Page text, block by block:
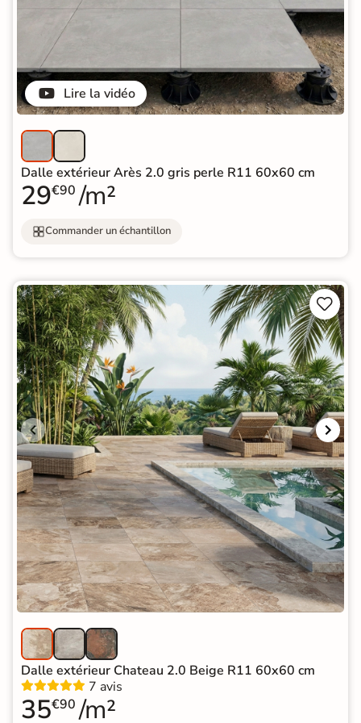
Lire la vidéo
Dalle extérieur Arès 2.0 gris perle R11 60x60 cm
29€90 /m²
Commander un échantillon


Dalle extérieur Chateau 2.0 Beige R11 60x60 cm
7 avis
35€90 /m²